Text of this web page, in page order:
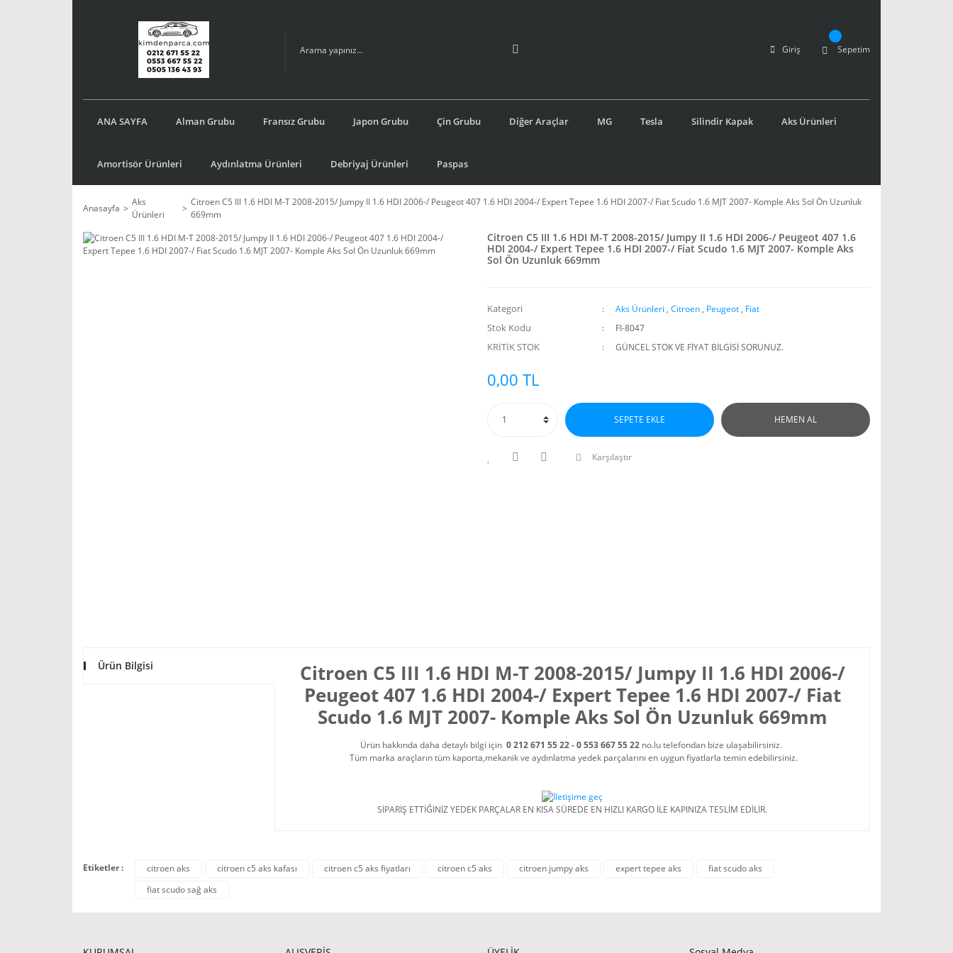
Giriş Sepetim
ANA SAYFA Alman Grubu Fransız Grubu Japon Grubu Çin Grubu Diğer Araçlar MG Tesla Silindir Kapak Aks Ürünleri
Amortisör Ürünleri Aydınlatma Ürünleri Debriyaj Ürünleri Paspas
Anasayfa
Aks
Ürünleri
Citroen C5 III 1.6 HDI M-T 2008-2015/ Jumpy II 1.6 HDI 2006-/ Peugeot 407 1.6 HDI 2004-/ Expert Tepee 1.6 HDI 2007-/ Fiat Scudo 1.6 MJT 2007- Komple Aks Sol Ön Uzunluk
669mm
Citroen C5 III 1.6 HDI M-T 2008-2015/ Jumpy II 1.6 HDI 2006-/ Peugeot 407 1.6
HDI 2004-/ Expert Tepee 1.6 HDI 2007-/ Fiat Scudo 1.6 MJT 2007- Komple Aks
Sol Ön Uzunluk 669mm
Kategori Aks Ürünleri , Citroen , Peugeot , Fiat
Stok Kodu FI-8047
KRİTİK STOK GÜNCEL STOK VE FİYAT BİLGİSİ SORUNUZ.
0,00 TL
SEPETE EKLE HEMEN AL
Karşılaştır
Ürün Bilgisi
Citroen C5 III 1.6 HDI M-T 2008-2015/ Jumpy II 1.6 HDI 2006-/
Peugeot 407 1.6 HDI 2004-/ Expert Tepee 1.6 HDI 2007-/ Fiat
Scudo 1.6 MJT 2007- Komple Aks Sol Ön Uzunluk 669mm
Ürün hakkında daha detaylı bilgi için 0 212 671 55 22 - 0 553 667 55 22 no.lu telefondan bize ulaşabilirsiniz.
Tüm marka araçların tüm kaporta,mekanik ve aydınlatma yedek parçalarını en uygun fiyatlarla temin edebilirsiniz.
SİPARİŞ ETTİĞİNİZ YEDEK PARÇALAR EN KISA SÜREDE EN HIZLI KARGO İLE KAPINIZA TESLİM EDİLİR.
Etiketler : citroen aks citroen c5 aks kafası citroen c5 aks fiyatları citroen c5 aks citroen jumpy aks expert tepee aks
fiat scudo aks
fiat scudo sağ aks